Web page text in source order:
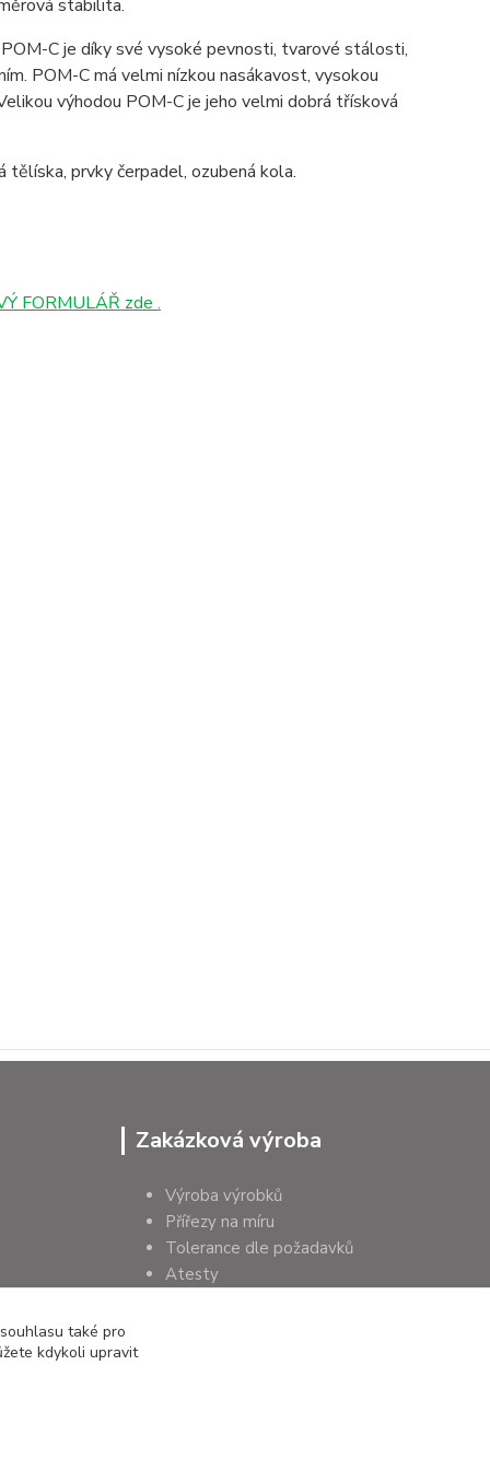
stabilita.
C je díky své vysoké pevnosti, tvarové stálosti,
POM-C má velmi nízkou nasákavost, vysokou
výhodou POM-C je jeho velmi dobrá třísková
tělíska, prvky čerpadel, ozubená kola.
FORMULÁŘ zde .
Zakázková výroba
Výroba výrobků
Přířezy na míru
Tolerance dle požadavků
Atesty
také pro
kdykoli upravit